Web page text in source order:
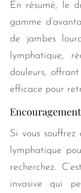
En résumé, le
gamme
de jambes
lymphatique,
douleurs,
efficace pour
Si vous
lymphatique
recherchez.
invasive qui